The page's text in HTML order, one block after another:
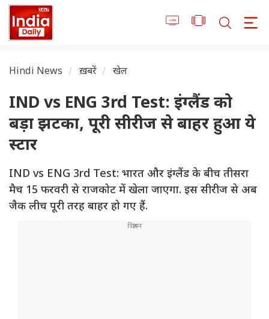
Hindi News ख़बरें खेल
IND vs ENG 3rd Test: इंग्लैंड को
बड़ा झटका, पूरी सीरीज से बाहर हुआ ये
स्टार
IND vs ENG 3rd Test: भारत और इंग्लैंड के बीच तीसरा
मैच 15 फरवरी से राजकोट में खेला जाएगा. इस सीरीज से अब
जैक लीच पूरी तरह बाहर हो गए हैं.